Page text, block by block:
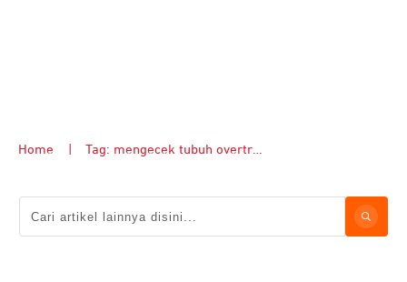
Home Tag: mengecek tubuh overtraining